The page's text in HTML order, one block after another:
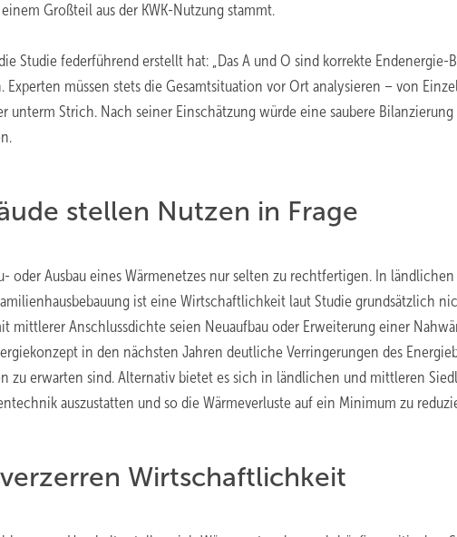
Großteil aus der KWK-Nutzung stammt.
Studie federführend erstellt hat: „Das A und O sind korrekte Endenergie-
müssen stets die Gesamtsituation vor Ort analysieren – von
unterm Strich. Nach seiner Einschätzung würde eine saubere Bilanzierung
stellen Nutzen in Frage
oder Ausbau eines Wärmenetzes nur selten zu rechtfertigen. In
ist eine Wirtschaftlichkeit laut Studie grundsätzlich
mittlerer Anschlussdichte seien Neuaufbau oder Erweiterung einer
in den nächsten Jahren deutliche Verringerungen des
zu erwarten sind. Alternativ bietet es sich in ländlichen und mittleren
auszustatten und so die Wärmeverluste auf ein Minimum zu
Wirtschaftlichkeit